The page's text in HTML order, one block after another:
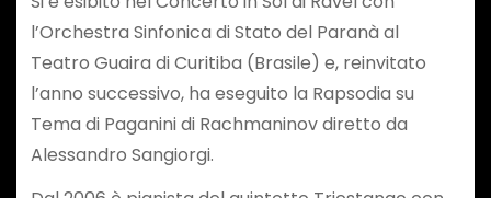
l’Orchestra Sinfonica di Stato del Paranà al
Teatro Guaira di Curitiba (Brasile) e, reinvitato
l’anno successivo, ha eseguito la Rapsodia su
Tema di Paganini di Rachmaninov diretto da
Alessandro Sangiorgi.